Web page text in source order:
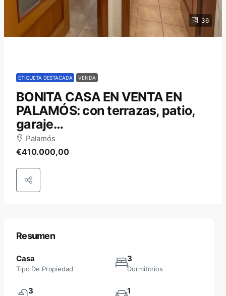
36
ETIQUETA DESTACADA VENDA
BONITA CASA EN VENTA EN
PALAMÓS: con terrazas, patio,
garaje…
Palamós
€410.000,00
Resumen
Casa
Tipo De Propiedad
3
Dormitorios
3 1